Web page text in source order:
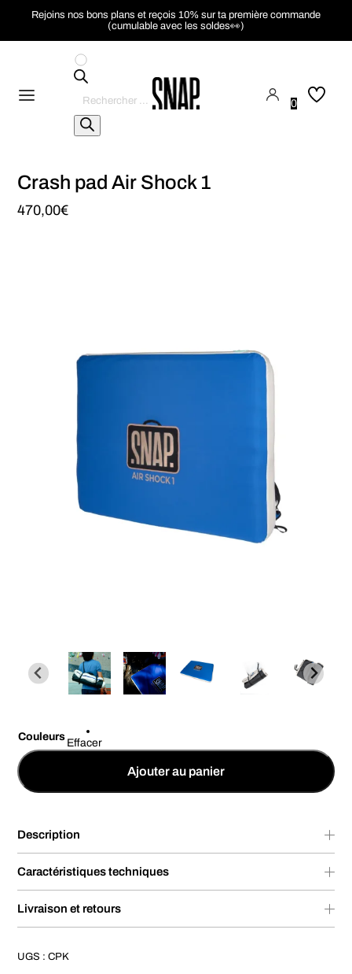
Rejoins nos bons plans et reçois 10% sur ta première commande
(cumulable avec les soldes👀)
de
produits
0
Crash pad Air Shock 1
470,00€
Couleurs
Effacer
Ajouter au panier
Description
Caractéristiques techniques
Livraison et retours
UGS :CPK